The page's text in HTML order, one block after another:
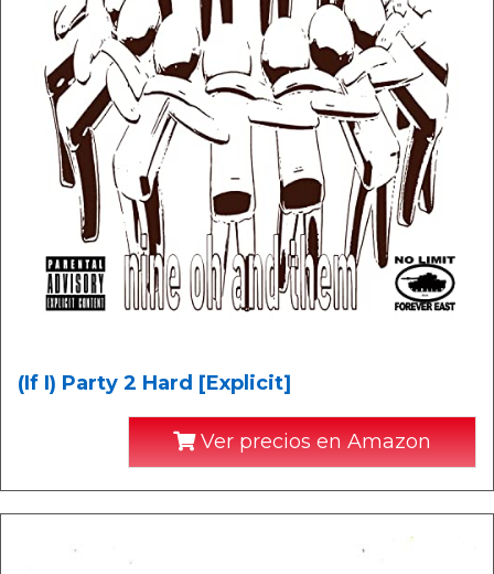
(If I) Party 2 Hard [Explicit]
Ver precios en Amazon